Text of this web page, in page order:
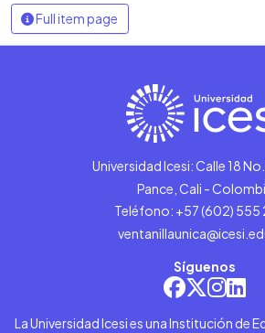
Full item page
Universidad Icesi: Calle 18
Pance, Cali -
Teléfono: +57 (602) 555
Síguenos
La Universidad Icesi es una Institución de